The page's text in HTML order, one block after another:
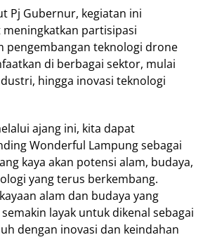
Pj Gubernur, kegiatan ini
partisipasi
pengembangan teknologi drone
di berbagai sektor, mulai
hingga inovasi teknologi
ajang ini, kita dapat
Wonderful Lampung sebagai
kaya akan potensi alam, budaya,
yang terus berkembang.
alam dan budaya yang
layak untuk dikenal sebagai
dengan inovasi dan keindahan